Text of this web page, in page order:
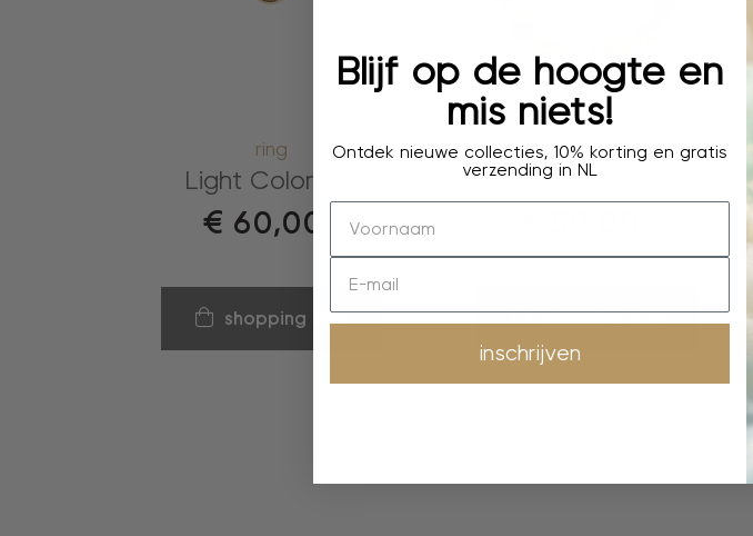
ring
Light Colorado
€ 60,00
shopping bag
ketting
Golden Sunset
shopping bag
Blijf op de hoogte en
mis niets!
Ontdek nieuwe collecties, 10% korting en gratis
verzending in NL
inschrijven